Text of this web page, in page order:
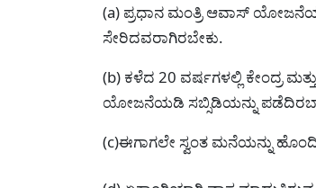
(a) ಪ್ರಧಾನ ಮಂತ್ರಿ ಆವಾಸ್
ಸೇರಿದವರಾಗಿರಬೇಕು.
(b) ಕಳೆದ 20 ವರ್ಷಗಳಲ್ಲಿ ಕೇಂದ್ರ
ಯೋಜನೆಯಡಿ ಸಬ್ಸಿಡಿಯನ್ನು
(c)ಈಗಾಗಲೇ ಸ್ವಂತ ಮನೆಯನ್ನು